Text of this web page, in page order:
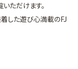
いただけます。
着した遊び心満載のFJ